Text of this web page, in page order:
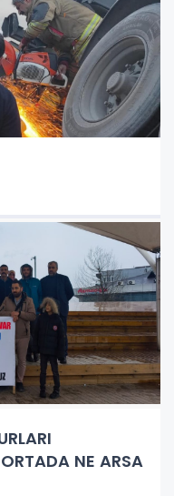
NE ARSA